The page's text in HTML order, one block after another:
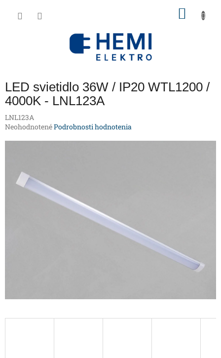
LED svietidlo 36W / IP20 WTL1200 /
4000K - LNL123A
LNL123A
Priemerné
hviezdičiek.
NeohodnotenéPodrobnosti hodnotenia